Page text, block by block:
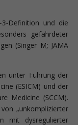
Definition und die
gefährdeter
(Singer M; JAMA
unter Führung der
(ESICM) und der
Medicine (SCCM).
„unkomplizierter
mit dysregulierter